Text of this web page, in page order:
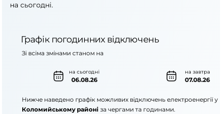
на сьогодні.
Графік погодинних відключень
на сьогодні
06.08.26
на завтра
07.08.26
Зі всіма змінами станом на
Нижче наведено графік можливих відключень електроенергії у
Коломийському районі за чергами та годинами.